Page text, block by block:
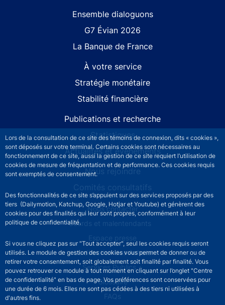
Lors de la consultation de ce site des témoins de connexion, dits « cookies »,
sont déposés sur votre terminal. Certains cookies sont nécessaires au
fonctionnement de ce site, aussi la gestion de ce site requiert l’utilisation de
cookies de mesure de fréquentation et de performance. Ces cookies requis
sont exemptés de consentement.
Des fonctionnalités de ce site s’appuient sur des services proposés par des
tiers (Dailymotion, Katchup, Google, Hotjar et Youtube) et génèrent des
cookies pour des finalités qui leur sont propres, conformément à leur
politique de confidentialité.
Si vous ne cliquez pas sur "Tout accepter", seul les cookies requis seront
utilisés. Le module de gestion des cookies vous permet de donner ou de
retirer votre consentement, soit globalement soit finalité par finalité. Vous
pouvez retrouver ce module à tout moment en cliquant sur l’onglet "Centre
de confidentialité" en bas de page. Vos préférences sont conservées pour
une durée de 6 mois. Elles ne sont pas cédées à des tiers ni utilisées à
d'autres fins.
Ensemble dialoguons
G7 Évian 2026
La Banque de France
À votre service
Stratégie monétaire
Stabilité financière
Publications et recherche
Statistiques
Actualités et événements
Nous rejoindre
Comités consultatifs
Footer secondary menuNous contacter
Sourds et malentendants
Espace presse
La direction des Achats
Services Publics +
Glossaire
FAQs